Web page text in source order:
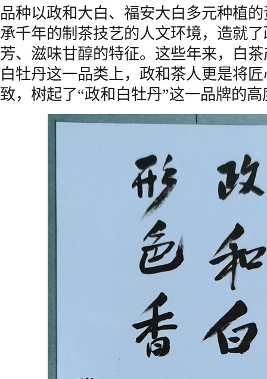
品种以政和大白、福安大白多元种植
承千年的制茶技艺的人文环境，造就
芳、滋味甘醇的特征。这些年来，白
白牡丹这一品类上，政和茶人更是将
致，树起了“政和白牡丹”这一品牌的高